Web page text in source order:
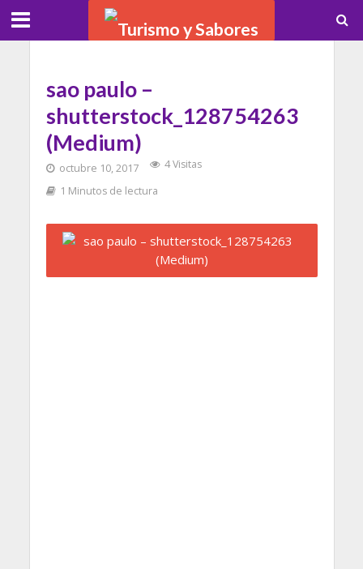
sao paulo –
shutterstock_128754263
(Medium)
octubre 10, 2017
4 Visitas
1 Minutos de lectura